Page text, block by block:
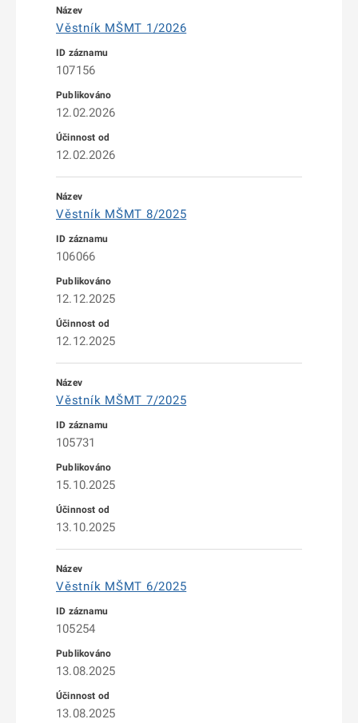
Věstník MŠMT 1/2026
107156
12.02.2026
12.02.2026
Věstník MŠMT 8/2025
106066
12.12.2025
12.12.2025
Věstník MŠMT 7/2025
105731
15.10.2025
13.10.2025
Věstník MŠMT 6/2025
105254
13.08.2025
13.08.2025